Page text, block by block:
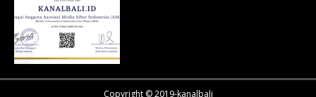
Copyright © 2019-kanalbali